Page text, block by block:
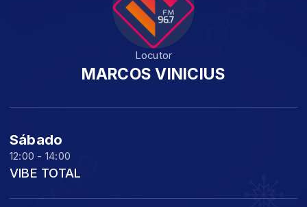
Locutor
MARCOS VINICIUS
Sábado
12:00 - 14:00
VIBE TOTAL